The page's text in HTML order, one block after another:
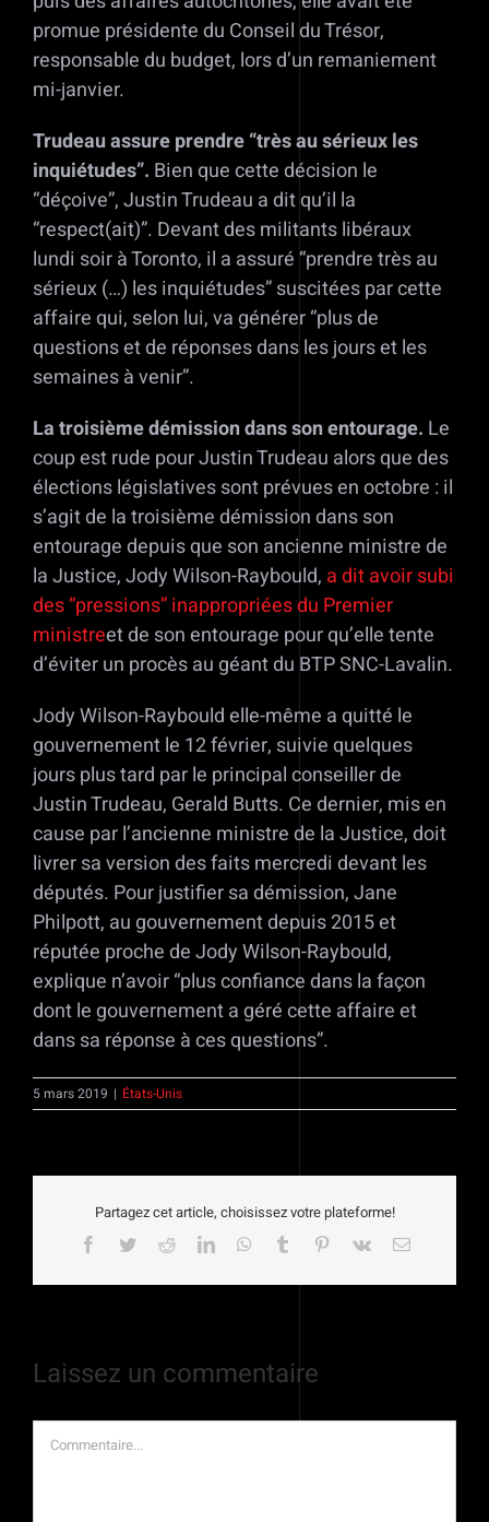
promue présidente du Conseil du Trésor,
responsable du budget, lors d’un remaniement
mi-janvier.
Trudeau assure prendre “très au sérieux les
inquiétudes”. Bien que cette décision le
“déçoive”, Justin Trudeau a dit qu’il la
“respect(ait)”. Devant des militants libéraux
lundi soir à Toronto, il a assuré “prendre très au
sérieux (…) les inquiétudes” suscitées par cette
affaire qui, selon lui, va générer “plus de
questions et de réponses dans les jours et les
semaines à venir”.
La troisième démission dans son entourage. Le
coup est rude pour Justin Trudeau alors que des
élections législatives sont prévues en octobre : il
s’agit de la troisième démission dans son
entourage depuis que son ancienne ministre de
la Justice, Jody Wilson-Raybould, a dit avoir subi
des “pressions” inappropriées du Premier
ministreet de son entourage pour qu’elle tente
d’éviter un procès au géant du BTP SNC-Lavalin.
Jody Wilson-Raybould elle-même a quitté le
gouvernement le 12 février, suivie quelques
jours plus tard par le principal conseiller de
Justin Trudeau, Gerald Butts. Ce dernier, mis en
cause par l’ancienne ministre de la Justice, doit
livrer sa version des faits mercredi devant les
députés. Pour justifier sa démission, Jane
Philpott, au gouvernement depuis 2015 et
réputée proche de Jody Wilson-Raybould,
explique n’avoir “plus confiance dans la façon
dont le gouvernement a géré cette affaire et
dans sa réponse à ces questions”.
5 mars 2019 | États-Unis
Partagez cet article, choisissez votre plateforme!
Facebook
TwitterRedditLinkedInWhatsApp
Tumblr Pinterest
Vk Email
Laissez un commentaire
Commentaire